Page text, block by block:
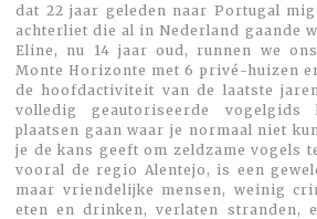
dat 22 jaar geleden naar Portugal
achterliet die al in Nederland gaande
Eline, nu 14 jaar oud, runnen we
Monte Horizonte met 6 privé-huizen
de hoofdactiviteit van de laatste
volledig geautoriseerde
plaatsen gaan waar je normaal niet
je de kans geeft om zeldzame vogels
vooral de regio Alentejo, is een
maar vriendelijke mensen, weinig
eten en drinken, verlaten stranden,